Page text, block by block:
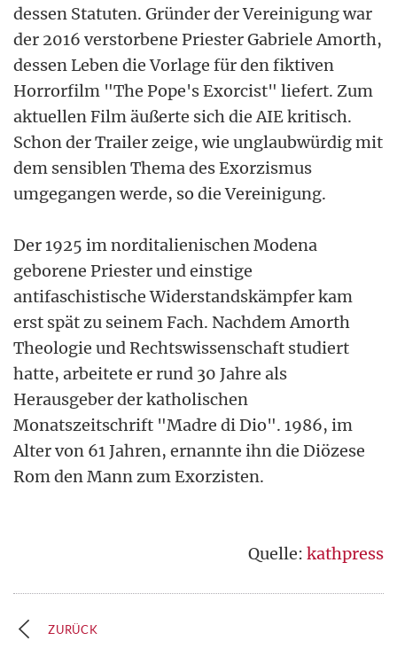
dessen Statuten. Gründer der Vereinigung war
der 2016 verstorbene Priester Gabriele Amorth,
dessen Leben die Vorlage für den fiktiven
Horrorfilm "The Pope's Exorcist" liefert. Zum
aktuellen Film äußerte sich die AIE kritisch.
Schon der Trailer zeige, wie unglaubwürdig mit
dem sensiblen Thema des Exorzismus
umgegangen werde, so die Vereinigung.
Der 1925 im norditalienischen Modena
geborene Priester und einstige
antifaschistische Widerstandskämpfer kam
erst spät zu seinem Fach. Nachdem Amorth
Theologie und Rechtswissenschaft studiert
hatte, arbeitete er rund 30 Jahre als
Herausgeber der katholischen
Monatszeitschrift "Madre di Dio". 1986, im
Alter von 61 Jahren, ernannte ihn die Diözese
Rom den Mann zum Exorzisten.
Quelle: kathpress
ZURÜCK